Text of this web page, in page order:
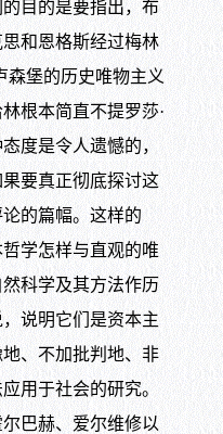
目的是要指出，布
和恩格斯经过梅林
森堡的历史唯物主义
根本简直不提罗莎·
度是令人遗憾的，
要真正彻底探讨这
的篇幅。这样的
学怎样与直观的唯
科学及其方法作历
说明它们是资本主
、不加批判地、非
用于社会的研究。
巴赫、爱尔维修以